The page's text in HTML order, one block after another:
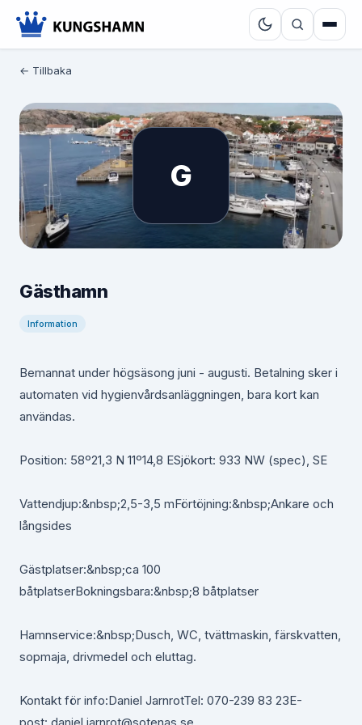
← Tillbaka
G
Gästhamn
Information
Bemannat under högsäsong juni - augusti. Betalning sker i
automaten vid hygienvårdsanläggningen, bara kort kan
användas.
Position: 58º21,3 N 11º14,8 ESjökort: 933 NW (spec), SE
Vattendjup:&nbsp;2,5-3,5 mFörtöjning:&nbsp;Ankare och
långsides
Gästplatser:&nbsp;ca 100
båtplatserBokningsbara:&nbsp;8 båtplatser
Hamnservice:&nbsp;Dusch, WC, tvättmaskin, färskvatten,
sopmaja, drivmedel och eluttag.
Kontakt för info:Daniel JarnrotTel: 070-239 83 23E-